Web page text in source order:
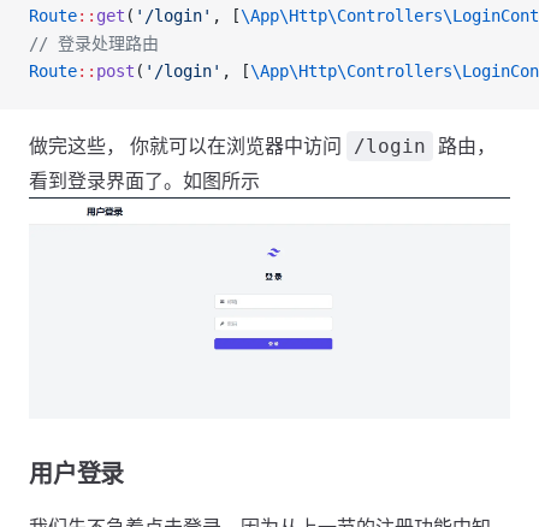
Route:: get ( '/login' , [
// 登录处理路由
Route:: post ( '/login' , [
做完这些， 你就可以在浏览器中访问 /login
路由，
看到登录界面了。如图所示
用户登录